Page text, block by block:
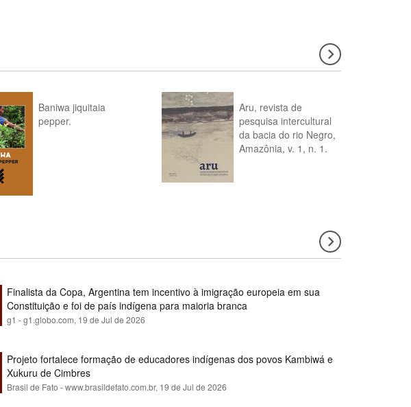
Baniwa jiquitaia
pepper.
Aru, revista de
pesquisa intercultural
da bacia do rio Negro,
Amazônia, v. 1, n. 1.
Finalista da Copa, Argentina tem incentivo à imigração europeia em sua
Constituição e foi de país indígena para maioria branca
g1 - g1.globo.com, 19 de Jul de 2026
Projeto fortalece formação de educadores indígenas dos povos Kambiwá e
Xukuru de Cimbres
Brasil de Fato - www.brasildefato.com.br, 19 de Jul de 2026